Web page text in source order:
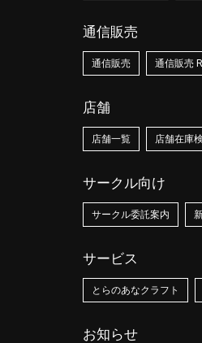
通信販売
通信販売 通信販売
店舗
店舗一覧 店舗在庫
サークル向け
サークル委託案内
サービス
とらのあなクラフト
お知らせ